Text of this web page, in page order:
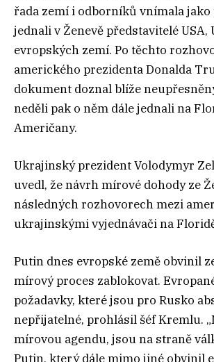
řada zemí i odborníků vnímala
jednali v Ženevě představitelé USA,
evropských zemí. Po těchto
amerického prezidenta Donalda
dokument doznal blíže
neděli pak o něm dále jednali na
Američany.
Ukrajinský prezident Volodymyr
uvedl, že návrh mírové dohody ze
následných rozhovorech mezi
ukrajinskými vyjednávači na
Putin dnes evropské země obvinil
mírový proces zablokovat.
požadavky, které jsou pro Rusko
nepřijatelné, prohlásil šéf Kremlu.
mírovou agendu, jsou na straně
Putin, který dále mimo jiné obvinil